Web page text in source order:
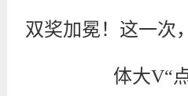
双奖加冕！这一次
体大V“